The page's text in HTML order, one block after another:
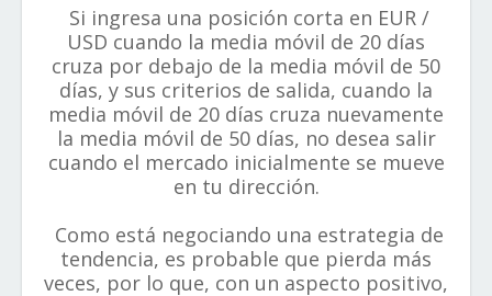
Si ingresa una posición corta en EUR /
USD cuando la media móvil de 20 días
cruza por debajo de la media móvil de 50
días, y sus criterios de salida, cuando la
media móvil de 20 días cruza nuevamente
la media móvil de 50 días, no desea salir
cuando el mercado inicialmente se mueve
en tu dirección.
Como está negociando una estrategia de
tendencia, es probable que pierda más
veces, por lo que, con un aspecto positivo,